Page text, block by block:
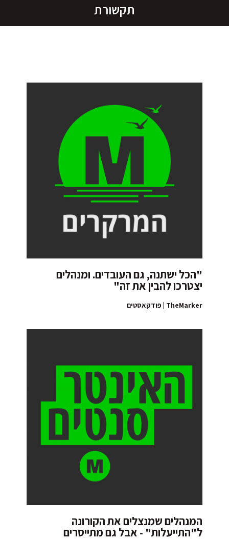
תקשורת
"הכל ישתנה, גם העובדים. ומנהלים
יצטרכו להבין את זה"
TheMarker | פודקאסטים
המנהלים שמנצלים את הקורונה
ל"התייעלות" - אבל גם מתייסרים